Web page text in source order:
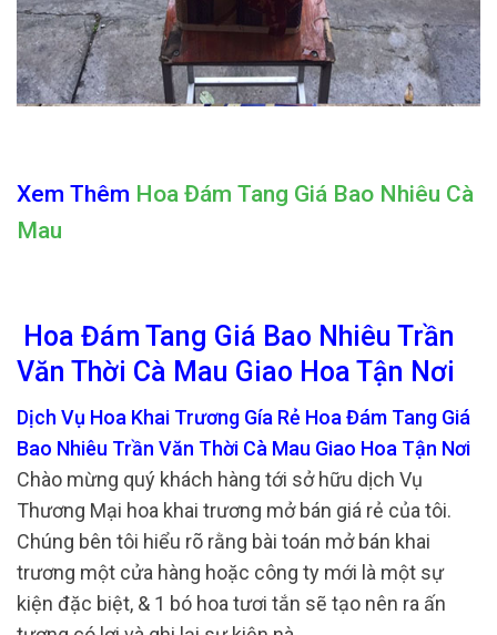
Xem Thêm Hoa Đám Tang Giá Bao Nhiêu Cà
Mau
Hoa Đám Tang Giá Bao Nhiêu Trần
Văn Thời Cà Mau Giao Hoa Tận Nơi
Dịch Vụ Hoa Khai Trương Gía Rẻ Hoa Đám Tang Giá
Bao Nhiêu Trần Văn Thời Cà Mau Giao Hoa Tận Nơi
Chào mừng quý khách hàng tới sở hữu dịch Vụ
Thương Mại hoa khai trương mở bán giá rẻ của tôi.
Chúng bên tôi hiểu rõ rằng bài toán mở bán khai
trương một cửa hàng hoặc công ty mới là một sự
kiện đặc biệt, & 1 bó hoa tươi tắn sẽ tạo nên ra ấn